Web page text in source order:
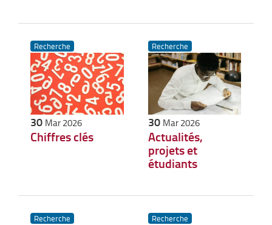
Recherche
30 Mar 2026
Chiffres clés
Recherche
30 Mar 2026
Actualités,
projets et
étudiants
Recherche Recherche